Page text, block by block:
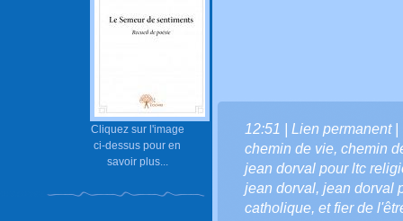
Cliquez sur l'image
ci-dessus pour en
savoir plus...
12:51 | Lien permanent|
chemin de vie, chemin
jean dorval pour ltc
jean dorval, jean dorval
catholique, et fier de